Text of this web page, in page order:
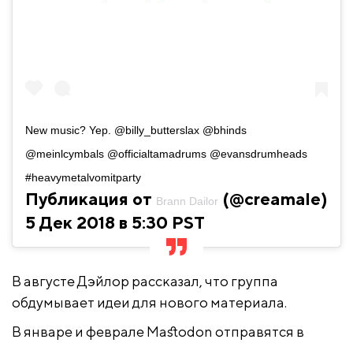
New music? Yep. @billy_butterslax @bhinds
@meinlcymbals @officialtamadrums @evansdrumheads
#heavymetalvomitparty
Публикация от Brann Dailor (@creamale)
5 Дек 2018 в 5:30 PST
В августе Дэйлор рассказал, что группа
обдумывает идеи для нового материала.
В январе и феврале Mastodon отправятся в